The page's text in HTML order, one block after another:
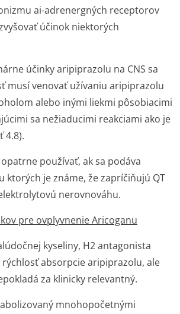
ai-adrenergných receptorov
účinok niektorých
účinky aripiprazolu na CNS sa
musí venovať užívaniu aripiprazolu
alebo inými liekmi pôsobiacimi
sa nežiaducimi reakciami ako je
4.8).
používať, ak sa podáva
ktorých je známe, že zapríčiňujú QT
nerovnováhu.
pre ovplyvnenie Aricoganu
kyseliny, H2 antagonista
absorpcie aripiprazolu, ale
za klinicky relevantný.
mnohopočetnými